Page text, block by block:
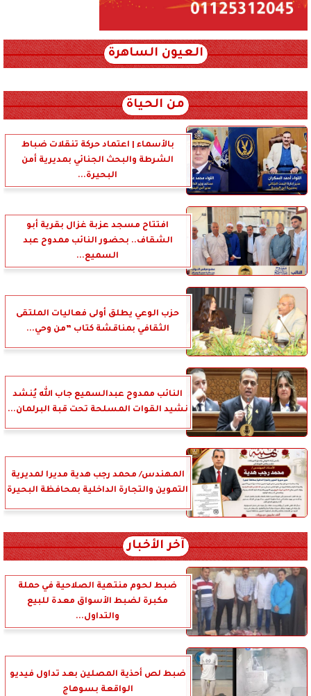
العيون الساهرة
من الحياة
بالأسماء | اعتماد حركة تنقلات ضباط
الشرطة والبحث الجنائي بمديرية أمن
البحيرة...
افتتاح مسجد عزبة غزال بقرية أبو
الشقاف.. بحضور النائب ممدوح عبد
السميع...
حزب الوعي يطلق أولى فعاليات الملتقى
الثقافي بمناقشة كتاب ”من وحي...
النائب ممدوح عبدالسميع جاب الله يُنشد
نشيد القوات المسلحة تحت قبة البرلمان...
المهندس/ محمد رجب هدية مديرا لمديرية
التموين والتجارة الداخلية بمحافظة البحيرة
آخر الأخبار
ضبط لحوم منتهية الصلاحية في حملة
مكبرة لضبط الأسواق معدة للبيع
والتداول...
ضبط لص أحذية المصلين بعد تداول فيديو
الواقعة بسوهاج